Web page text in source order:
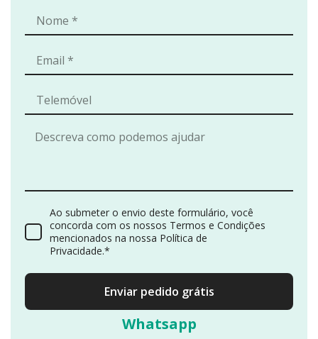
Whatsapp
Ao submeter o envio deste formulário, você
concorda com os nossos Termos e Condições
mencionados na nossa Política de
Privacidade.*
Enviar pedido grátis